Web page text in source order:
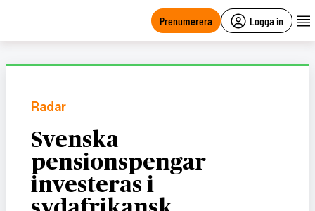
Prenumerera Logga in
Radar
Svenska
pensionspengar
investeras i